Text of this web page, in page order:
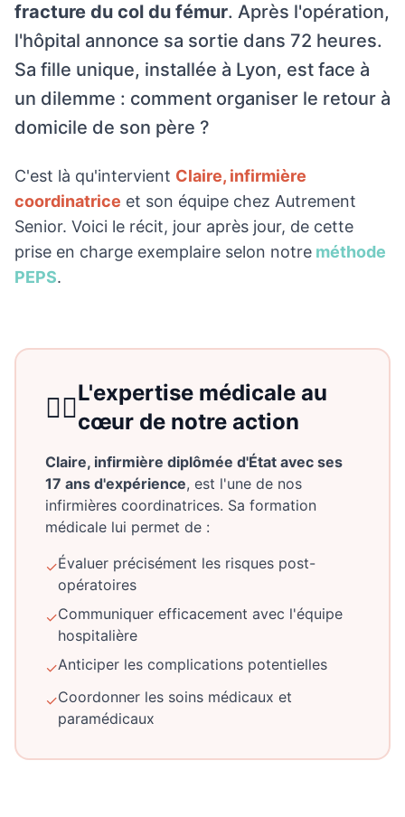
fracture du col du fémur. Après l'opération,
l'hôpital annonce sa sortie dans 72 heures.
Sa fille unique, installée à Lyon, est face à
un dilemme : comment organiser le retour à
domicile de son père ?
C'est là qu'intervient Claire, infirmière
coordinatrice et son équipe chez Autrement
Senior. Voici le récit, jour après jour, de cette
prise en charge exemplaire selon notre méthode
PEPS.
👩‍⚕️L'expertise médicale au
cœur de notre action
Claire, infirmière diplômée d'État avec ses
17 ans d'expérience, est l'une de nos
infirmières coordinatrices. Sa formation
médicale lui permet de :
✓Évaluer précisément les risques post-
opératoires
✓Communiquer efficacement avec l'équipe
hospitalière
✓Anticiper les complications potentielles
✓Coordonner les soins médicaux et
paramédicaux